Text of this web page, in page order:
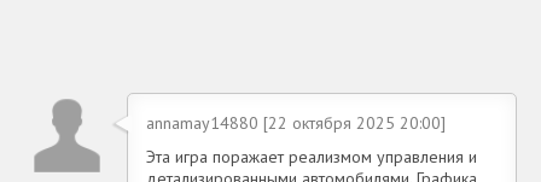
annamay14880 [22 октября 2025 20:00]
Эта игра поражает реализмом управления и